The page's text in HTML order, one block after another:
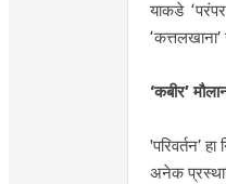
याकडे
‘कत्तलखाना’
‘कबीर’
'परिवर्तन’
अनेक